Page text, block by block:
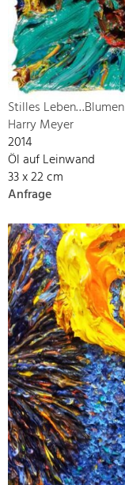
Stilles Leben…Blumen
Harry Meyer
2014
Öl auf Leinwand
33 x 22 cm
Anfrage